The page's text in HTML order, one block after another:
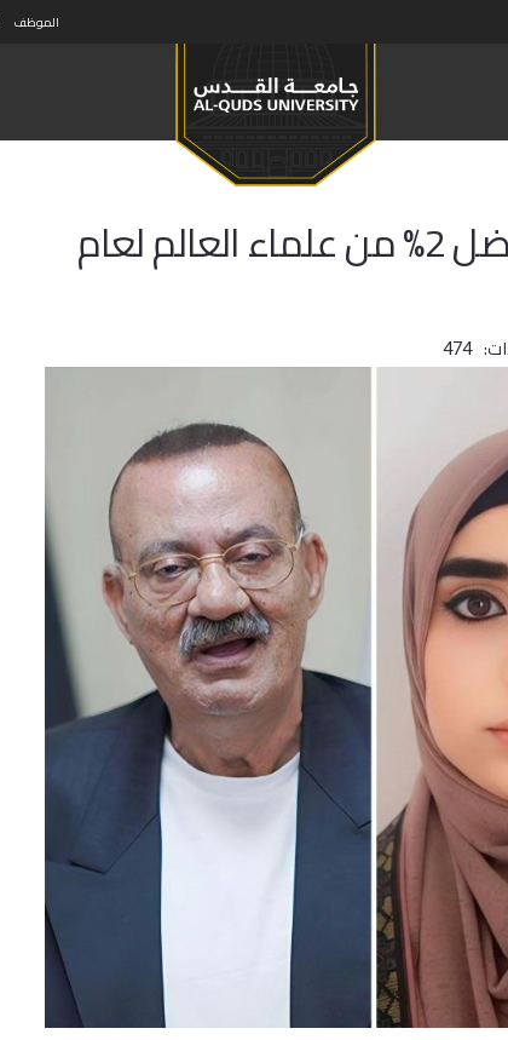
الموظف
باحثو‎ جامعة القدس ضمن قائمة أفضل 2% من علماء العالم لعام
474